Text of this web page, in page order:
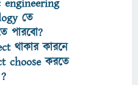
engineering
তে
পারবো?
থাকার কারনে
choose করতে